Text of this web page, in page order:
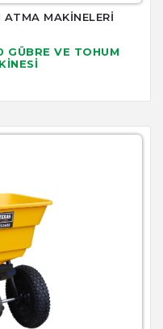
MAKİNELERİ
VE TOHUM